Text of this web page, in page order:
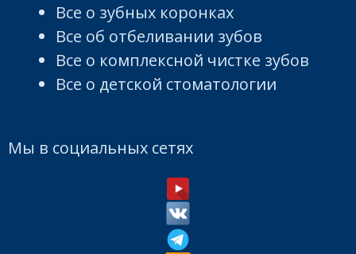
Все о зубных коронках
Все об отбеливании зубов
Все о комплексной чистке зубов
Все о детской стоматологии
Мы в социальных сетях